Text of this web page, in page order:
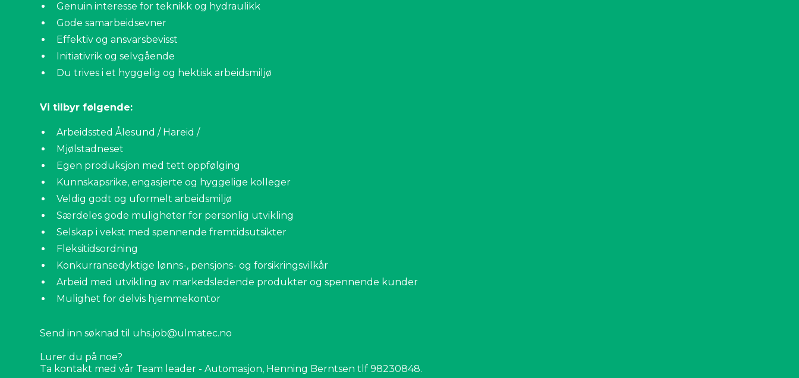
Genuin interesse for teknikk og hydraulikk
Gode samarbeidsevner
Effektiv og ansvarsbevisst
Initiativrik og selvgående
Du trives i et hyggelig og hektisk arbeidsmiljø
Vi tilbyr følgende:
Arbeidssted Ålesund / Hareid /
Mjølstadneset
Egen produksjon med tett oppfølging
Kunnskapsrike, engasjerte og hyggelige kolleger
Veldig godt og uformelt arbeidsmiljø
Særdeles gode muligheter for personlig utvikling
Selskap i vekst med spennende fremtidsutsikter
Fleksitidsordning
Konkurransedyktige lønns-, pensjons- og forsikringsvilkår
Arbeid med utvikling av markedsledende produkter og spennende kunder
Mulighet for delvis hjemmekontor
Send inn søknad til uhs.job@ulmatec.no
Lurer du på noe?
Ta kontakt med vår Team leader - Automasjon, Henning Berntsen tlf 98230848.